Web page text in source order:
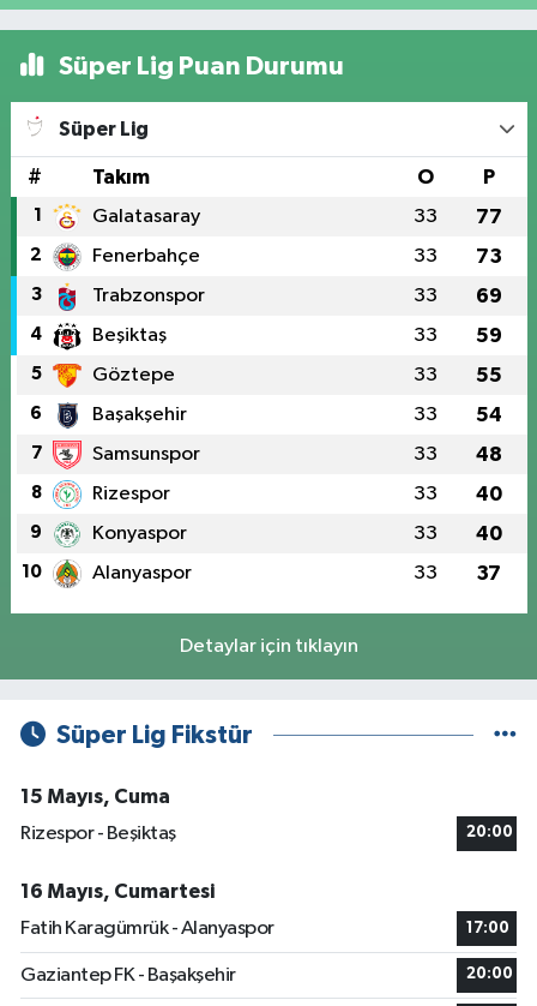
Süper Lig Puan Durumu
Süper Lig
# Takım O P
1 Galatasaray 33 77
2 Fenerbahçe 33 73
3 Trabzonspor 33 69
4 Beşiktaş 33 59
5 Göztepe 33 55
6 Başakşehir 33 54
7 Samsunspor 33 48
8 Rizespor 33 40
9 Konyaspor 33 40
10 Alanyaspor 33 37
Detaylar için tıklayın
Süper Lig Fikstür
15 Mayıs, Cuma
Rizespor - Beşiktaş
20:00
16 Mayıs, Cumartesi
Fatih Karagümrük - Alanyaspor
17:00
Gaziantep FK - Başakşehir 20:00